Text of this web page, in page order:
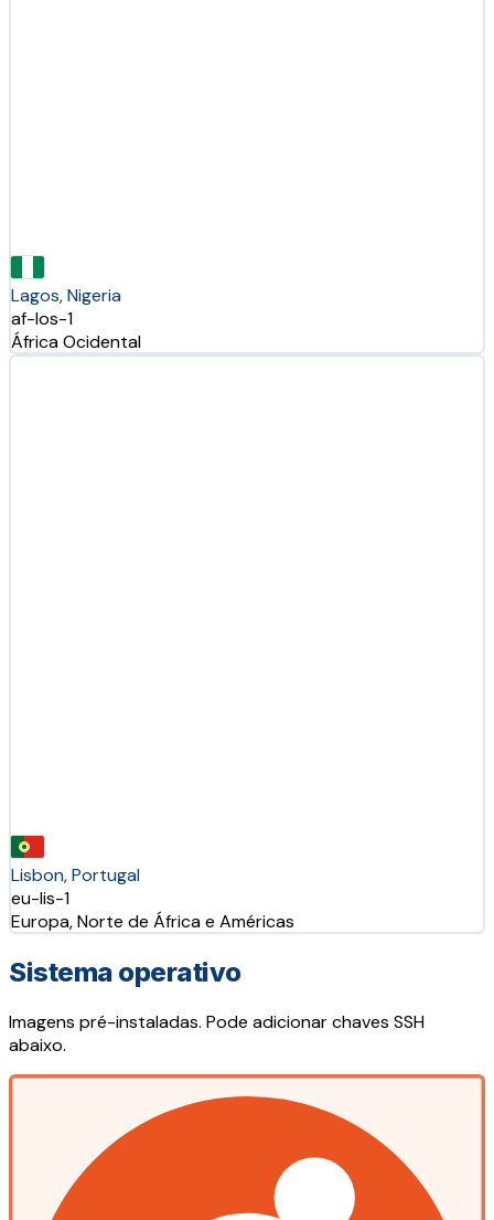
Lagos, Nigeria
af-los-1
África Ocidental
Lisbon, Portugal
eu-lis-1
Europa, Norte de África e Américas
Sistema operativo
Imagens pré-instaladas. Pode adicionar chaves SSH
abaixo.